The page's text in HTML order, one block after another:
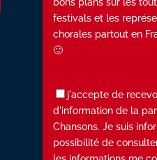
bons plans sur les
festivals et les
chorales partout en
🙂
j'accepte de
d'information de la
Chansons. Je suis
possibilité de